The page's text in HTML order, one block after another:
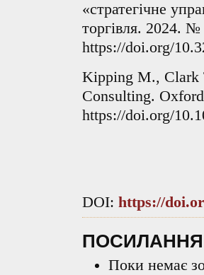
«стратегічне
торгівля. 2024.
https://doi.org/
Kipping M., Clark
Consulting.
https://doi.org/
DOI: https://
ПОСИЛАННЯ
Поки немає